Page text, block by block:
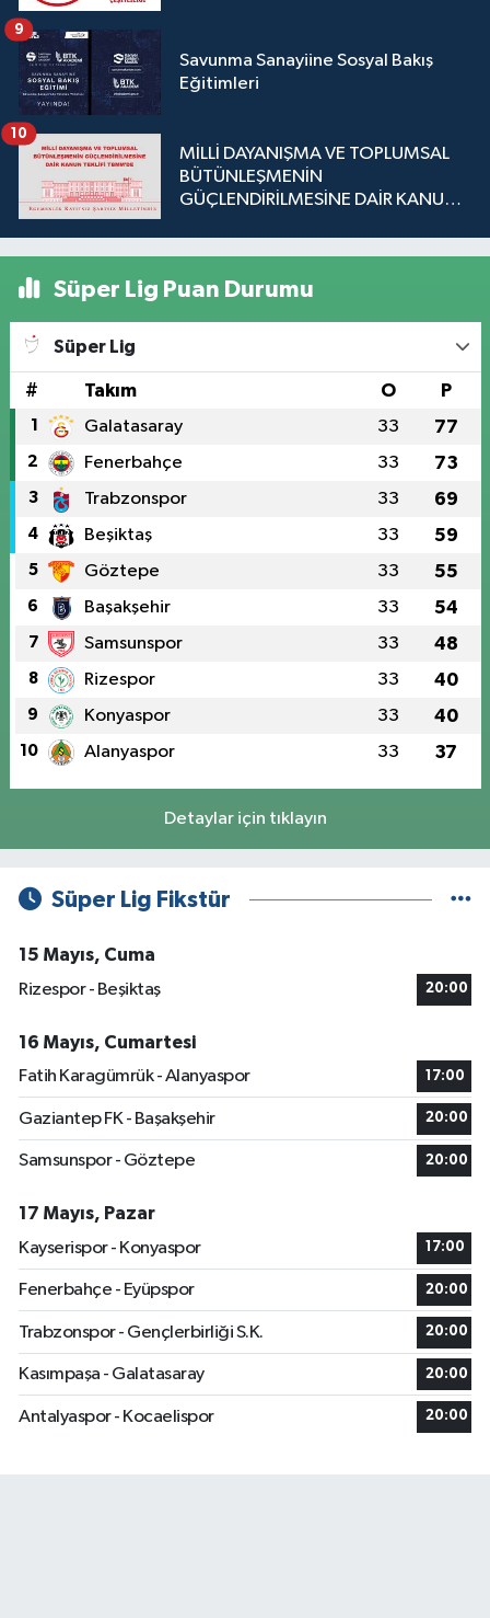
Savunma Sanayiine Sosyal Bakış
Eğitimleri
9
MİLLİ DAYANIŞMA VE TOPLUMSAL
BÜTÜNLEŞMENİN
GÜÇLENDİRİLMESİNE DAİR KANUN
10
Süper Lig Puan Durumu
Süper Lig
# Takım O P
1 Galatasaray 33 77
2 Fenerbahçe 33 73
3 Trabzonspor 33 69
4 Beşiktaş 33 59
5 Göztepe 33 55
6 Başakşehir 33 54
7 Samsunspor 33 48
8 Rizespor 33 40
9 Konyaspor 33 40
10 Alanyaspor 33 37
Detaylar için tıklayın
Süper Lig Fikstür
15 Mayıs, Cuma
Rizespor - Beşiktaş
20:00
16 Mayıs, Cumartesi
Fatih Karagümrük - Alanyaspor
17:00
Gaziantep FK - Başakşehir 20:00
Samsunspor - Göztepe 20:00
17 Mayıs, Pazar
Kayserispor - Konyaspor
17:00
Fenerbahçe - Eyüpspor 20:00
Trabzonspor - Gençlerbirliği S.K. 20:00
Kasımpaşa - Galatasaray 20:00
Antalyaspor - Kocaelispor 20:00